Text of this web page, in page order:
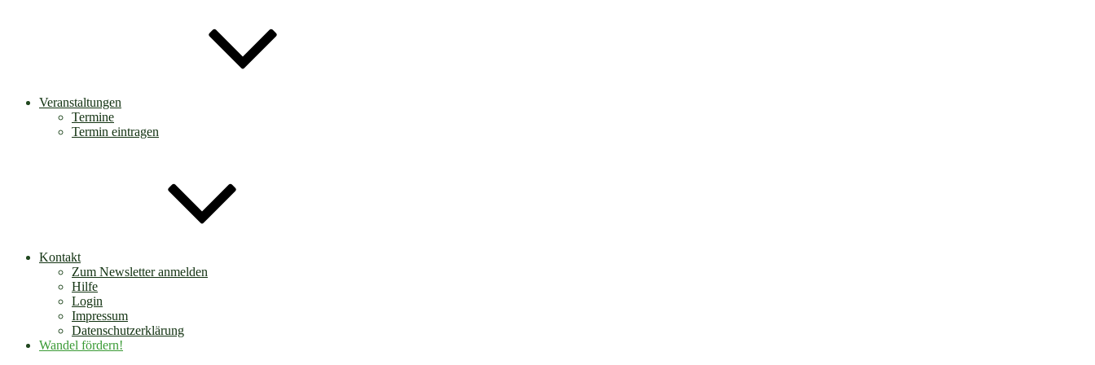
Veranstaltungen
Termine
Termin eintragen
Kontakt
Zum Newsletter anmelden
Hilfe
Login
Impressum
Datenschutzerklärung
Wandel fördern!